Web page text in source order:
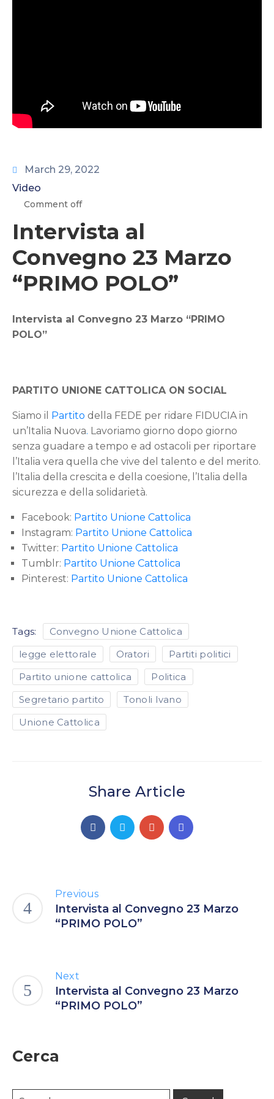
March 29, 2022
Video
Comment off
Intervista al
Convegno 23 Marzo
“PRIMO POLO”
Intervista al Convegno 23 Marzo “PRIMO
POLO”
PARTITO UNIONE CATTOLICA ON SOCIAL
Siamo il Partito della FEDE per ridare FIDUCIA in
un’Italia Nuova. Lavoriamo giorno dopo giorno
senza guadare a tempo e ad ostacoli per riportare
l’Italia vera quella che vive del talento e del merito.
l’Italia della crescita e della coesione, l’Italia della
sicurezza e della solidarietà.
Facebook: Partito Unione Cattolica
Instagram: Partito Unione Cattolica
Twitter: Partito Unione Cattolica
Tumblr: Partito Unione Cattolica
Pinterest: Partito Unione Cattolica
Tags:
Convegno Unione Cattolica
legge elettorale
Oratori
Partiti politici
Partito unione cattolica
Politica
Segretario partito
Tonoli Ivano
Unione Cattolica
Share Article
Previous
Intervista al Convegno 23 Marzo
“PRIMO POLO”
Next
Intervista al Convegno 23 Marzo
“PRIMO POLO”
Cerca